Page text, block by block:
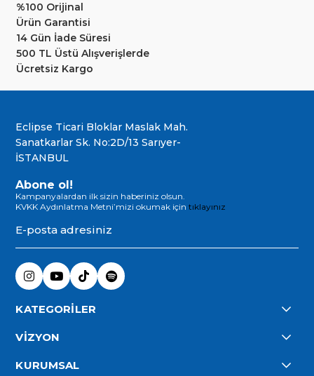
%100 Orijinal
Ürün Garantisi
14 Gün İade Süresi
500 TL Üstü Alışverişlerde
Ücretsiz Kargo
Eclipse Ticari Bloklar Maslak Mah.
Sanatkarlar Sk. No:2D/13 Sarıyer-
İSTANBUL
Abone ol!
Kampanyalardan ilk sizin haberiniz olsun.
KVKK Aydınlatma Metni’mizi okumak içintıklayınız
KATEGORİLER
VİZYON
KURUMSAL